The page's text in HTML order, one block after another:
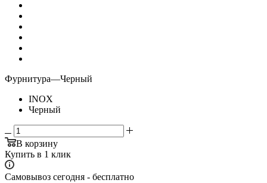
Фурнитура—Черный
INOX
Черный
В корзину
Купить в 1 клик
Самовывоз сегодня - бесплатно